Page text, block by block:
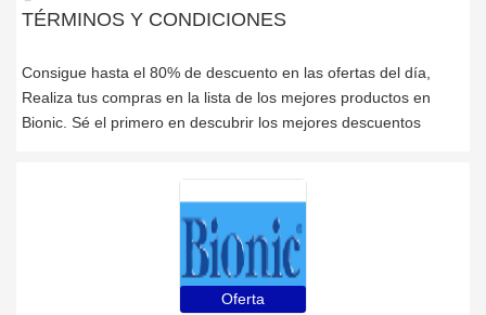
TÉRMINOS Y CONDICIONES
Consigue hasta el 80% de descuento en las ofertas del día,
Realiza tus compras en la lista de los mejores productos en
Bionic. Sé el primero en descubrir los mejores descuentos
Oferta